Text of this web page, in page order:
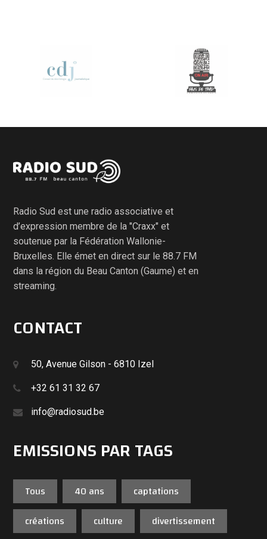
Radio Sud est une radio associative et
d’expression membre de la "Craxx" et
soutenue par la Fédération Wallonie-
Bruxelles. Elle émet en direct sur le 88.7 FM
dans la région du Beau Canton (Gaume) et en
streaming.
CONTACT
50, Avenue Gilson - 6810 Izel
+32 61 31 32 67
info@radiosud.be
EMISSIONS PAR TAGS
Tous 40 ans
captations
créations
culture divertissement